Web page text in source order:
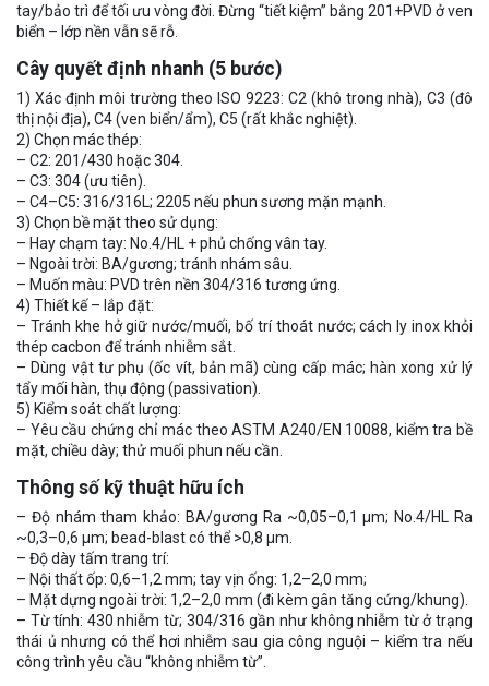
tay/bảo trì để tối ưu vòng đời. Đừng “tiết kiệm” bằng 201+PVD ở ven
biển – lớp nền vẫn sẽ rỗ.
Cây quyết định nhanh (5 bước)
1) Xác định môi trường theo ISO 9223: C2 (khô trong nhà), C3 (đô
thị nội địa), C4 (ven biển/ẩm), C5 (rất khắc nghiệt).
2) Chọn mác thép:
– C2: 201/430 hoặc 304.
– C3: 304 (ưu tiên).
– C4–C5: 316/316L; 2205 nếu phun sương mặn mạnh.
3) Chọn bề mặt theo sử dụng:
– Hay chạm tay: No.4/HL + phủ chống vân tay.
– Ngoài trời: BA/gương; tránh nhám sâu.
– Muốn màu: PVD trên nền 304/316 tương ứng.
4) Thiết kế – lắp đặt:
– Tránh khe hở giữ nước/muối, bố trí thoát nước; cách ly inox khỏi
thép cacbon để tránh nhiễm sắt.
– Dùng vật tư phụ (ốc vít, bản mã) cùng cấp mác; hàn xong xử lý
tẩy mối hàn, thụ động (passivation).
5) Kiểm soát chất lượng:
– Yêu cầu chứng chỉ mác theo ASTM A240/EN 10088, kiểm tra bề
mặt, chiều dày; thử muối phun nếu cần.
Thông số kỹ thuật hữu ích
– Độ nhám tham khảo: BA/gương Ra ~0,05–0,1 µm; No.4/HL Ra
~0,3–0,6 µm; bead-blast có thể >0,8 µm.
– Độ dày tấm trang trí:
– Nội thất ốp: 0,6–1,2 mm; tay vịn ống: 1,2–2,0 mm;
– Mặt dựng ngoài trời: 1,2–2,0 mm (đi kèm gân tăng cứng/khung).
– Từ tính: 430 nhiễm từ; 304/316 gần như không nhiễm từ ở trạng
thái ủ nhưng có thể hơi nhiễm sau gia công nguội – kiểm tra nếu
công trình yêu cầu “không nhiễm từ”.